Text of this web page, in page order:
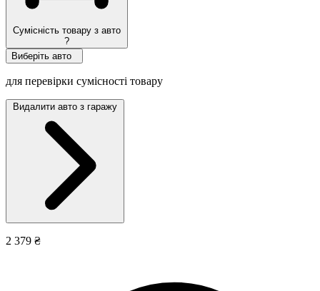
Сумісність товару з авто
?
Виберіть авто
для перевірки сумісності товару
Видалити авто з гаражу
2 379 ₴